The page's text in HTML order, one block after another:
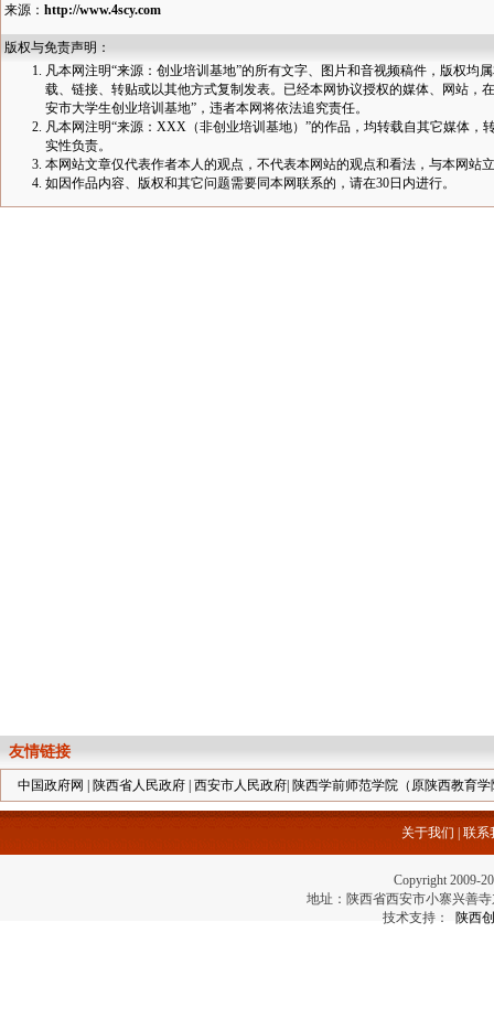
来源： http://www.4scy.com
版权与免责声明：
凡本网注明“来源：创业培训基地”的所有文字、图片和音视频稿件，版权均
载、链接、转贴或以其他方式复制发表。已经本网协议授权的媒体、网站，
安市大学生创业培训基地”，违者本网将依法追究责任。
凡本网注明“来源：XXX（非创业培训基地）”的作品，均转载自其它媒体
实性负责。
本网站文章仅代表作者本人的观点，不代表本网站的观点和看法，与本网站
如因作品内容、版权和其它问题需要同本网联系的，请在30日内进行。
友情链接
中国政府网 陕西省人民政府 西安市人民政府 陕西学前师范学院（原陕西教育学
关于我们 联系
Copyright 2009-
地址：陕西省西安市小寨兴善寺
技术支持：
陕西